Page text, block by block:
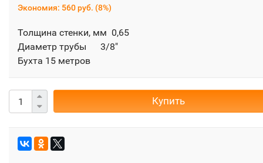
Экономия: 560 руб. (8%)
Толщина стенки, мм 0,65
Диаметр трубы 3/8"
Бухта 15 метров
Купить